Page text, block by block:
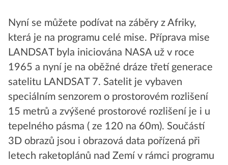
Nyní se můžete podívat na záběry z Afriky,
která je na programu celé mise. Příprava mise
LANDSAT byla iniciována NASA už v roce
1965 a nyní je na oběžné dráze třetí generace
satelitu LANDSAT 7. Satelit je vybaven
speciálním senzorem o prostorovém rozlišení
15 metrů a zvýšené prostorové rozlišení je i u
tepelného pásma ( ze 120 na 60m). Součástí
3D obrazů jsou i obrazová data pořízená při
letech raketoplánů nad Zemí v rámci programu